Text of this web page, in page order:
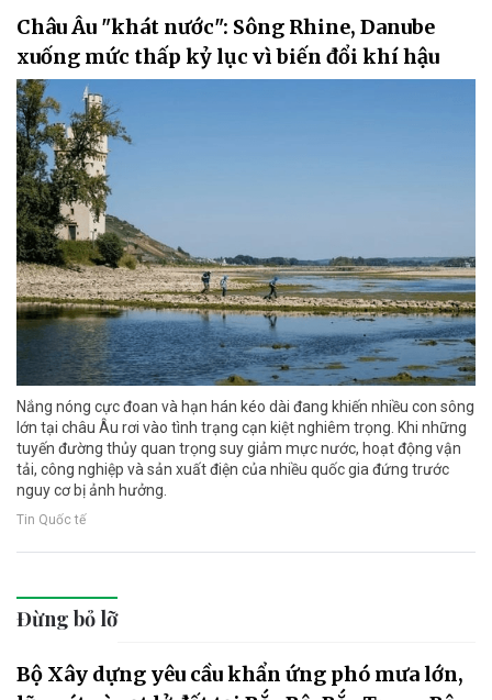
Châu Âu "khát nước": Sông Rhine, Danube
xuống mức thấp kỷ lục vì biến đổi khí hậu
Nắng nóng cực đoan và hạn hán kéo dài đang khiến nhiều con sông
lớn tại châu Âu rơi vào tình trạng cạn kiệt nghiêm trọng. Khi những
tuyến đường thủy quan trọng suy giảm mực nước, hoạt động vận
tải, công nghiệp và sản xuất điện của nhiều quốc gia đứng trước
nguy cơ bị ảnh hưởng.
Tin Quốc tế
Đừng bỏ lỡ
Bộ Xây dựng yêu cầu khẩn ứng phó mưa lớn,